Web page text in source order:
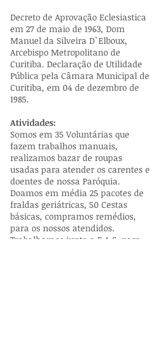
Decreto de Aprovação Eclesiastica
em 27 de maio de 1963, Dom
Manuel da Silveira D`Elboux,
Arcebispo Metropolitano de
Curitiba. Declaração de Utilidade
Pública pela Câmara Municipal de
Curitiba, em 04 de dezembro de
1985.
Atividades:
Somos em 35 Voluntárias que
fazem trabalhos manuais,
realizamos bazar de roupas
usadas para atender os carentes e
doentes de nossa Paróquia.
Doamos em média 25 pacotes de
fraldas geriátricas, 50 Cestas
básicas, compramos remédios,
para os nossos atendidos.
Trabalhamos junto a F A S, para